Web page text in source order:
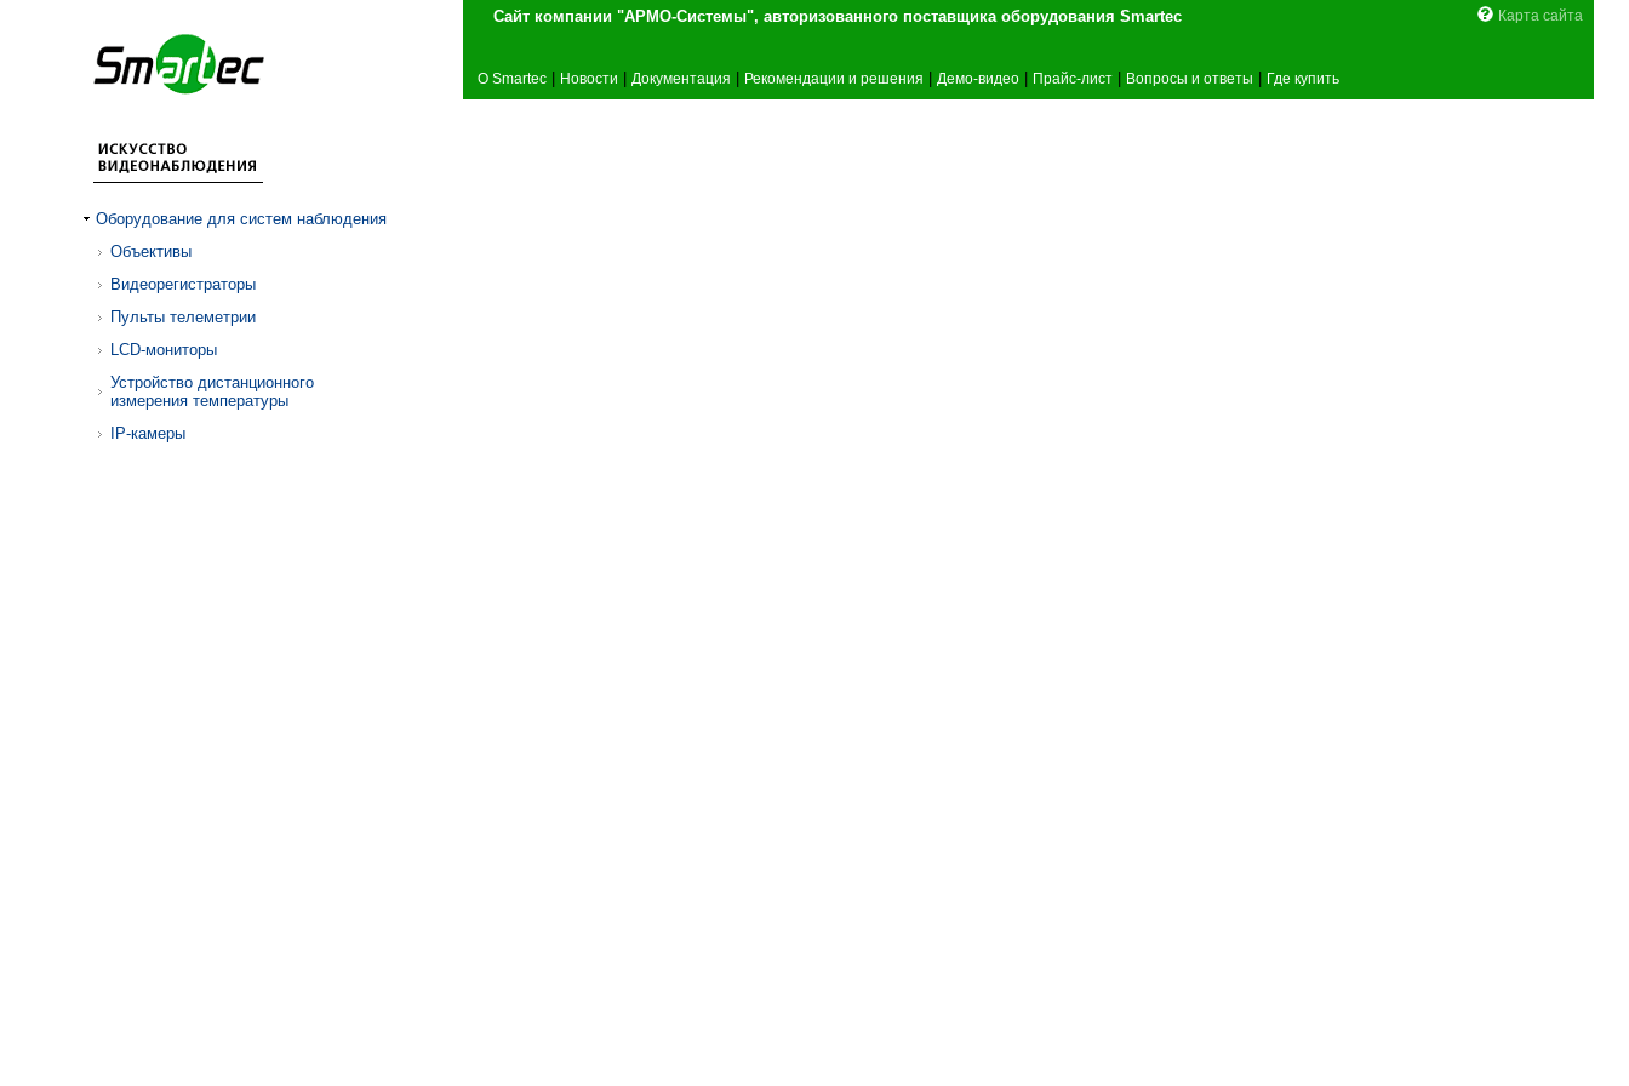
Сайт компании "АРМО-Системы", авторизованного поставщика оборудования Smartec Карта сайта
О Smartec Новости Документация Рекомендации и решения Демо-видео Прайс-лист Вопросы и ответы Где купить
Оборудование для систем наблюдения
Объективы
Видеорегистраторы
Пульты телеметрии
LCD-мониторы
Устройство дистанционного
измерения температуры
IP-камеры